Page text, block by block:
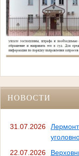
НОВОСТИ
31.07.2026
22.07.2026